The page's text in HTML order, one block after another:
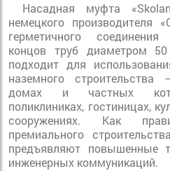
Насадная муфта
немецкого производителя
герметичного
концов труб диаметром
подходит для
наземного
домах и частных
поликлиниках, гостиницах,
сооружениях. Как
премиального
предъявляют повышенные
инженерных коммуникаций.